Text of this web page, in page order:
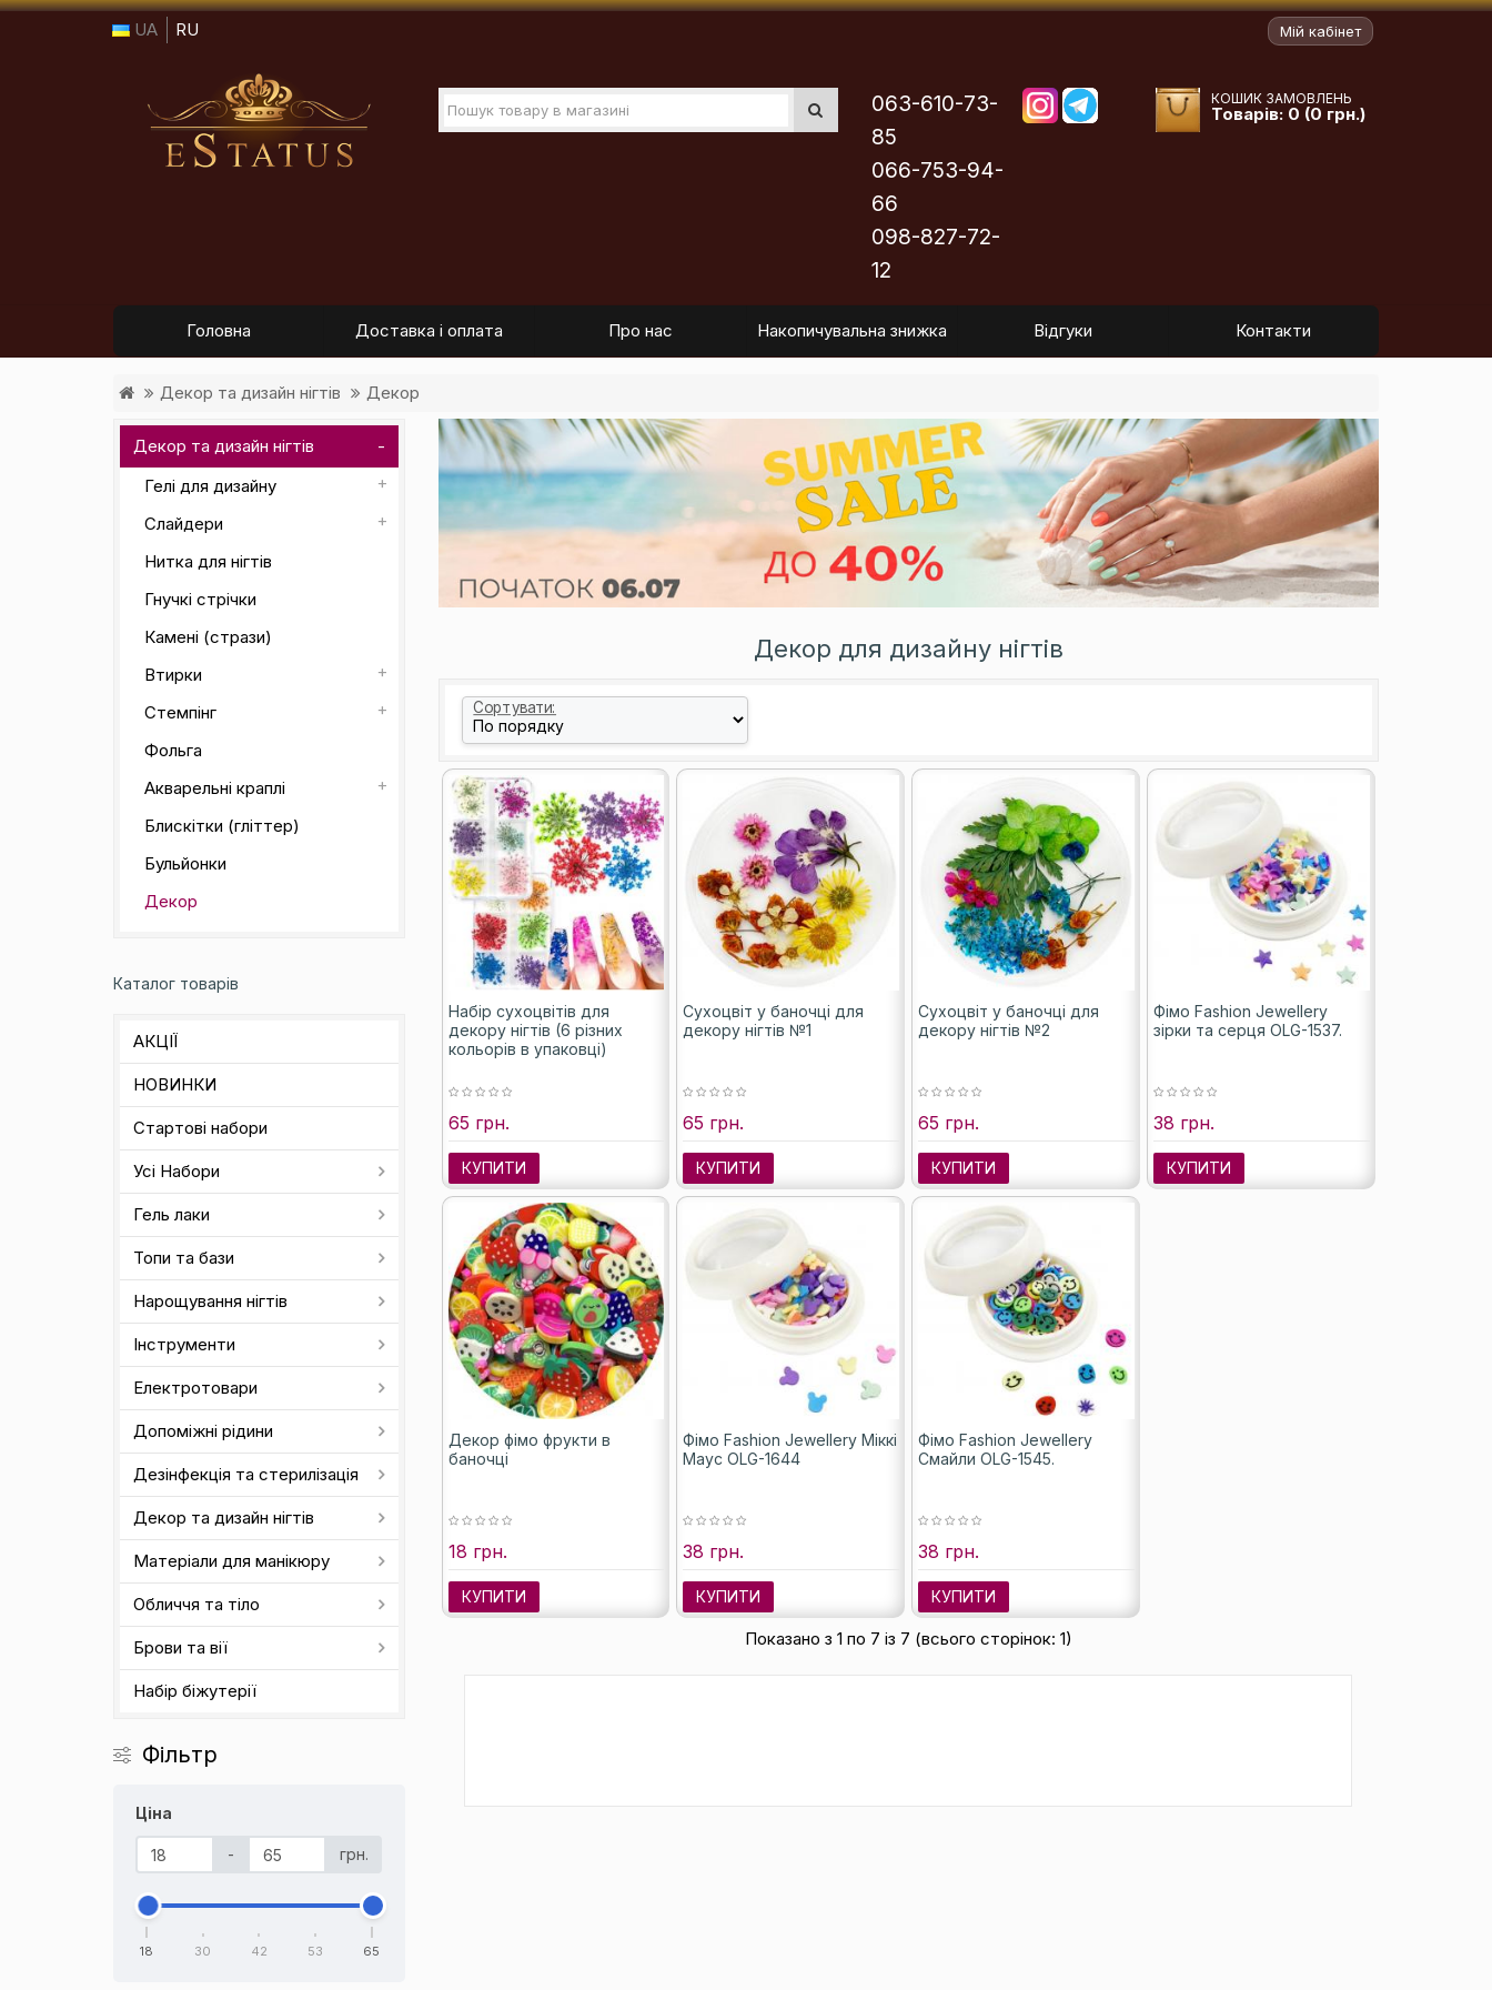
UA RU Мій кабінет
063-610-73-
85
066-753-94-
66
098-827-72-
12
КОШИК ЗАМОВЛЕНЬ
Товарів: 0 (0 грн.)
Головна Доставка і оплата Про нас Накопичувальна знижка Відгуки Контакти
Декор та дизайн нігтів Декор
Декор та дизайн нігтів
Гелі для дизайну
Слайдери
Нитка для нігтів
Гнучкі стрічки
Камені (стрази)
Втирки
Стемпінг
Фольга
Акварельні краплі
Блискітки (гліттер)
Бульйонки
Декор
Каталог товарів
АКЦІЇ
НОВИНКИ
Стартові набори
Усі Набори
Гель лаки
Топи та бази
Нарощування нігтів
Інструменти
Електротовари
Допоміжні рідини
Дезінфекція та стерилізація
Декор та дизайн нігтів
Матеріали для манікюру
Обличчя та тіло
Брови та вії
Набір біжутерії
Фільтр
Ціна
- грн.
18 30 42 53 65
Декор для дизайну нігтів
Сортувати:
Набір сухоцвітів для
декору нігтів (6 різних
кольорів в упаковці)
65 грн.
КУПИТИ
Сухоцвіт у баночці для
декору нігтів №1
65 грн.
КУПИТИ
Сухоцвіт у баночці для
декору нігтів №2
65 грн.
КУПИТИ
Фімо Fashion Jewellery
зірки та серця OLG-1537.
38 грн.
КУПИТИ
Декор фімо фрукти в
баночці
18 грн.
КУПИТИ
Фімо Fashion Jewellery Міккі
Маус OLG-1644
38 грн.
КУПИТИ
Фімо Fashion Jewellery
Смайли OLG-1545.
38 грн.
КУПИТИ
Показано з 1 по 7 із 7 (всього сторінок: 1)